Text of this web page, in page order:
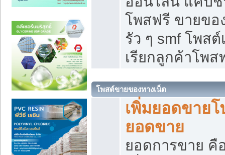
โพสฟรี ขายขอ
รัว ๆ smf โพส
เรียกลูกค้าโพส
โพสต์ขายของทางเน็ต
เพิ่มยอดขาย
ยอดขาย
ยอดการขาย คื